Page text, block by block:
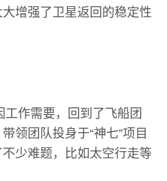
增强了卫星返回的稳定性
作需要，回到了飞船团
领团队投身于“神七”项目
少难题，比如太空行走等